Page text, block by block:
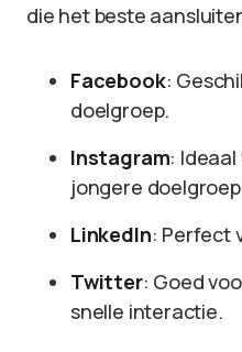
die het beste
Facebook:
doelgroep.
Instagram:
jongere
LinkedIn: Perfect
Twitter: Goed
snelle interactie.